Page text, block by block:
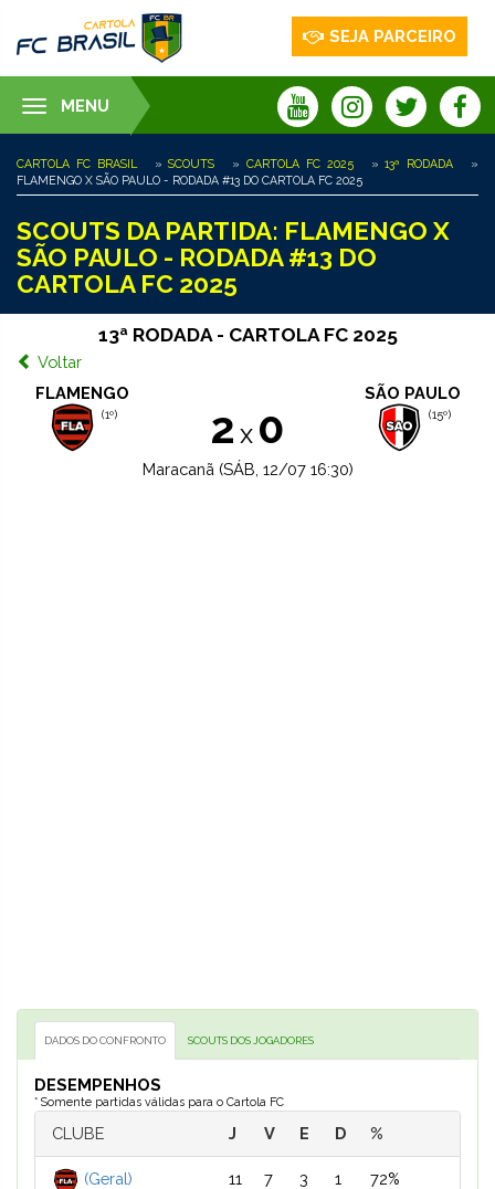
SEJA PARCEIRO
Toggle
navigation
MENU
CARTOLA FC BRASIL »SCOUTS »CARTOLA FC 2025 »13ª RODADA
»
FLAMENGO X SÃO PAULO - RODADA #13 DO CARTOLA FC 2025
SCOUTS DA PARTIDA: FLAMENGO X
SÃO PAULO - RODADA #13 DO
CARTOLA FC 2025
13ª RODADA - CARTOLA FC 2025
Voltar
FLAMENGO
(1º) 2 x 0
SÃO PAULO
(15º)
Maracanã (SÁB, 12/07 16:30)
DADOS DO CONFRONTO SCOUTS DOS JOGADORES
DESEMPENHOS
* Somente partidas válidas para o Cartola FC
CLUBE J V E D %
(Geral) 11 7 3 1 72%